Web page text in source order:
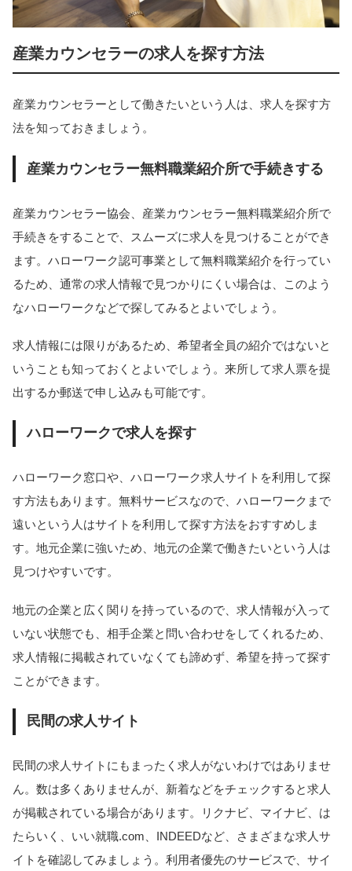
産業カウンセラーの求人を探す方法
産業カウンセラーとして働きたいという人は、求人を探す方
法を知っておきましょう。
産業カウンセラー無料職業紹介所で手続きする
産業カウンセラー協会、産業カウンセラー無料職業紹介所で
手続きをすることで、スムーズに求人を見つけることができ
ます。ハローワーク認可事業として無料職業紹介を行ってい
るため、通常の求人情報で見つかりにくい場合は、このよう
なハローワークなどで探してみるとよいでしょう。
求人情報には限りがあるため、希望者全員の紹介ではないと
いうことも知っておくとよいでしょう。来所して求人票を提
出するか郵送で申し込みも可能です。
ハローワークで求人を探す
ハローワーク窓口や、ハローワーク求人サイトを利用して探
す方法もあります。無料サービスなので、ハローワークまで
遠いという人はサイトを利用して探す方法をおすすめしま
す。地元企業に強いため、地元の企業で働きたいという人は
見つけやすいです。
地元の企業と広く関りを持っているので、求人情報が入って
いない状態でも、相手企業と問い合わせをしてくれるため、
求人情報に掲載されていなくても諦めず、希望を持って探す
ことができます。
民間の求人サイト
民間の求人サイトにもまったく求人がないわけではありませ
ん。数は多くありませんが、新着などをチェックすると求人
が掲載されている場合があります。リクナビ、マイナビ、は
たらいく、いい就職.com、INDEEDなど、さまざまな求人サ
イトを確認してみましょう。利用者優先のサービスで、サイ